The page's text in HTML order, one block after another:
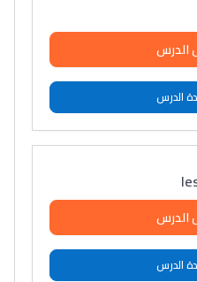
الدرس
الدرس
الدرس
الدرس